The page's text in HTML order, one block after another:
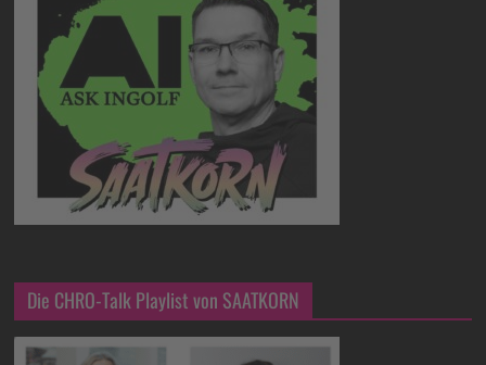
Die CHRO-Talk Playlist von SAATKORN